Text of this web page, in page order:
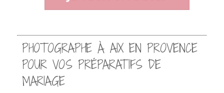
PHOTOGRAPHE À AIX EN PROVENCE
POUR VOS PRÉPARATIFS DE
MARIAGE